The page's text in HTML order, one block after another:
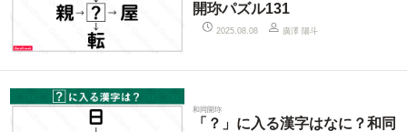
開珎パズル131
2025.08.08 廣澤 陽斗
和同開珎
「？」に入る漢字はなに？和同